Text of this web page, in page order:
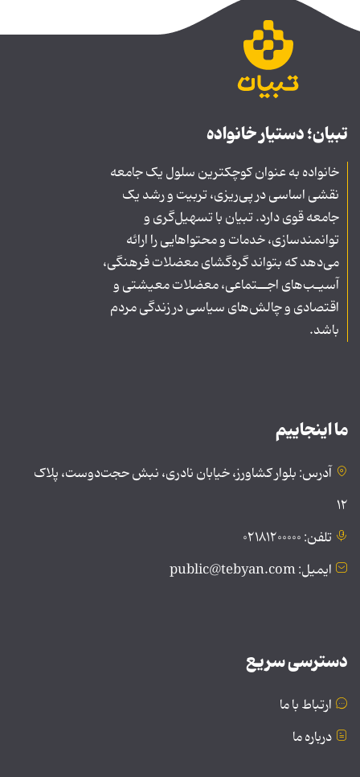
تبیان؛ دستیار خانواده
خانواده به عنوان کوچکترین سلول یک جامعه
نقشی اساسی در پی‌ریزی، تربیت و رشد یک
جامعه قوی دارد. تبیان با تسهیل‌گری و
توانمندسازی، خدمات و محتواهایی را ارائه
می‌دهد که بتواند گره‌گشای معضلات فرهنگی،
آسیـب‌های اجــتماعی، معضلات معیشتی و
اقتصادی و چالش‌های سیاسی در زندگی مردم
باشد.
ما اینجاییم
آدرس: بلوار کشاورز، خیابان نادری، نبش حجت‌دوست، پلاک
۱۲
تلفن: ۰۲۱۸۱۲۰۰۰۰۰
ایمیل: public@tebyan.com
دسترسی سریع
ارتباط با ما
درباره ما